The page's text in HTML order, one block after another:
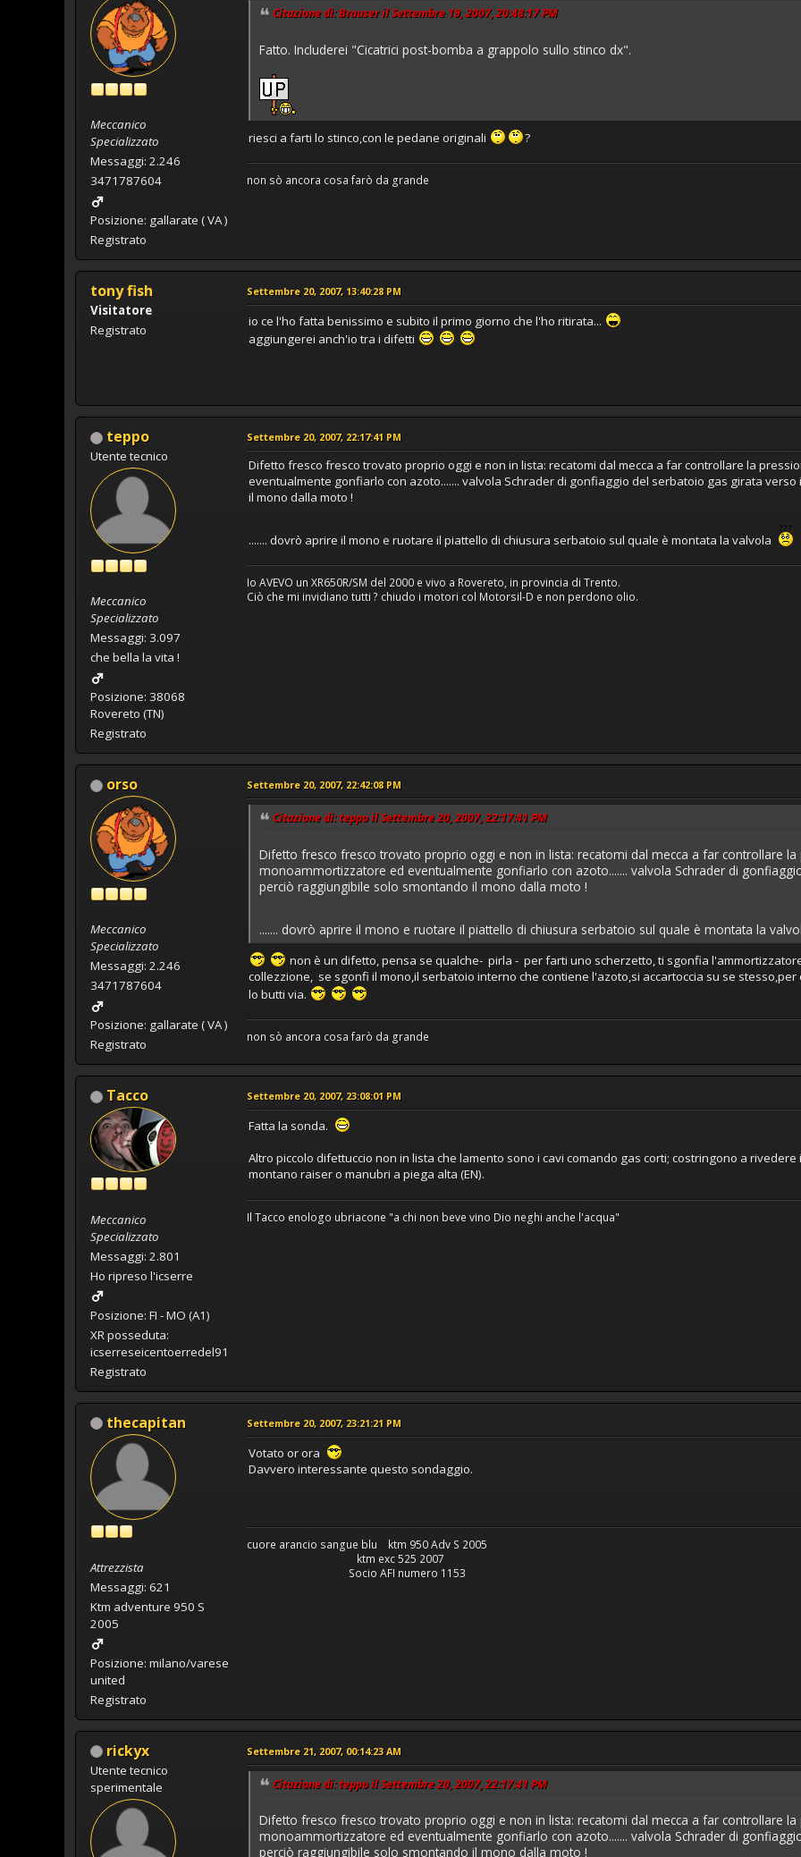
Meccanico
Specializzato
Messaggi: 2.246
3471787604
Posizione: gallarate ( VA )
Registrato
Citazione di: Brauser il Settembre 19, 2007, 20:48:17 PM
Fatto. Includerei "Cicatrici post-bomba a grappolo sullo stinco dx".
riesci a farti lo stinco,con le pedane originali ?
non sò ancora cosa farò da grande
tony fish
Visitatore
Registrato
Settembre 20, 2007, 13:40:28 PM
io ce l'ho fatta benissimo e subito il primo giorno che l'ho ritirata...
aggiungerei anch'io tra i difetti
teppo
Utente tecnico
Meccanico
Specializzato
Messaggi: 3.097
che bella la vita !
Posizione: 38068
Rovereto (TN)
Registrato
Settembre 20, 2007, 22:17:41 PM
Difetto fresco fresco trovato proprio oggi e non in lista: recatomi dal mecca a far controllare la
eventualmente gonfiarlo con azoto....... valvola Schrader di gonfiaggio del serbatoio gas girata
il mono dalla moto !
....... dovrò aprire il mono e ruotare il piattello di chiusura serbatoio sul quale è montata la valvola
Io AVEVO un XR650R/SM del 2000 e vivo a Rovereto, in provincia di Trento.
Ciò che mi invidiano tutti ? chiudo i motori col Motorsil-D e non perdono olio.
orso
Meccanico
Specializzato
Messaggi: 2.246
3471787604
Posizione: gallarate ( VA )
Registrato
Settembre 20, 2007, 22:42:08 PM
Citazione di: teppo il Settembre 20, 2007, 22:17:41 PM
Difetto fresco fresco trovato proprio oggi e non in lista: recatomi dal mecca a far controllare
monoammortizzatore ed eventualmente gonfiarlo con azoto....... valvola Schrader di
perciò raggiungibile solo smontando il mono dalla moto !
....... dovrò aprire il mono e ruotare il piattello di chiusura serbatoio sul quale è montata la
non è un difetto, pensa se qualche- pirla - per farti uno scherzetto, ti sgonfia
collezzione, se sgonfi il mono,il serbatoio interno che contiene l'azoto,si accartoccia su se
lo butti via.
non sò ancora cosa farò da grande
Tacco
Meccanico
Specializzato
Messaggi: 2.801
Ho ripreso l'icserre
Posizione: FI - MO (A1)
XR posseduta:
icserreseicentoerredel91
Registrato
Settembre 20, 2007, 23:08:01 PM
Fatta la sonda.
Altro piccolo difettuccio non in lista che lamento sono i cavi comando gas corti; costringono a
montano raiser o manubri a piega alta (EN).
Il Tacco enologo ubriacone "a chi non beve vino Dio neghi anche l'acqua"
thecapitan
Attrezzista
Messaggi: 621
Ktm adventure 950 S
2005
Posizione: milano/varese
united
Registrato
Settembre 20, 2007, 23:21:21 PM
Votato or ora
Davvero interessante questo sondaggio.
cuore arancio sangue blu ktm 950 Adv S 2005
ktm exc 525 2007
Socio AFI numero 1153
rickyx
Utente tecnico
sperimentale
Settembre 21, 2007, 00:14:23 AM
Citazione di: teppo il Settembre 20, 2007, 22:17:41 PM
Difetto fresco fresco trovato proprio oggi e non in lista: recatomi dal mecca a far controllare
monoammortizzatore ed eventualmente gonfiarlo con azoto....... valvola Schrader di
perciò raggiungibile solo smontando il mono dalla moto !